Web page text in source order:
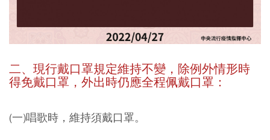
二、現行戴口罩規定維持不變，除例外情形時
得免戴口罩，外出時仍應全程佩戴口罩：
(一)唱歌時，維持須戴口罩。